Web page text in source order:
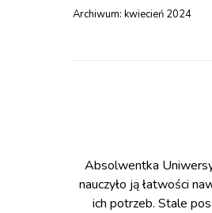
Archiwum: kwiecień 2024
Absolwentka
nauczyło ją łatwości
ich potrzeb. Stale